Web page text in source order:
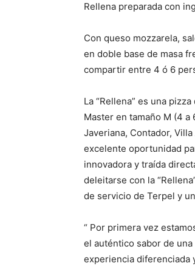
Rellena preparada con
Con queso mozzarela,
en doble base de masa
compartir entre 4 ó 6
La “Rellena” es una
Master en tamaño M (4
Javeriana, Contador,
excelente oportunidad
innovadora y traída
deleitarse con la
de servicio de Terpel y
“ Por primera vez
el auténtico sabor de
experiencia diferenciada